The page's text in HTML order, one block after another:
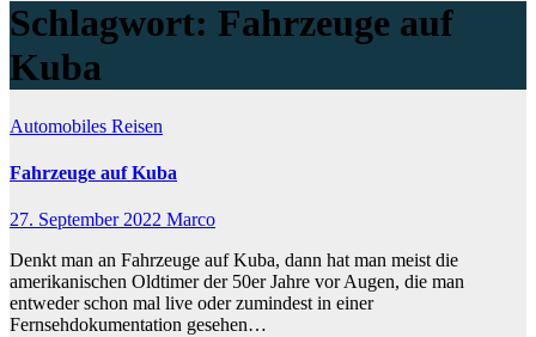
Schlagwort: Fahrzeuge auf
Kuba
Automobiles Reisen
Fahrzeuge auf Kuba
27. September 2022 Marco
Denkt man an Fahrzeuge auf Kuba, dann hat man meist die
amerikanischen Oldtimer der 50er Jahre vor Augen, die man
entweder schon mal live oder zumindest in einer
Fernsehdokumentation gesehen…